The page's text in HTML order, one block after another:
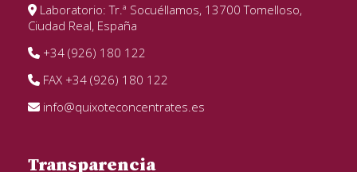
Laboratorio: Tr.ª Socuéllamos, 13700 Tomelloso,
Ciudad Real, España
+34 (926) 180 122
FAX +34 (926) 180 122
info@quixoteconcentrates.es
Transparencia